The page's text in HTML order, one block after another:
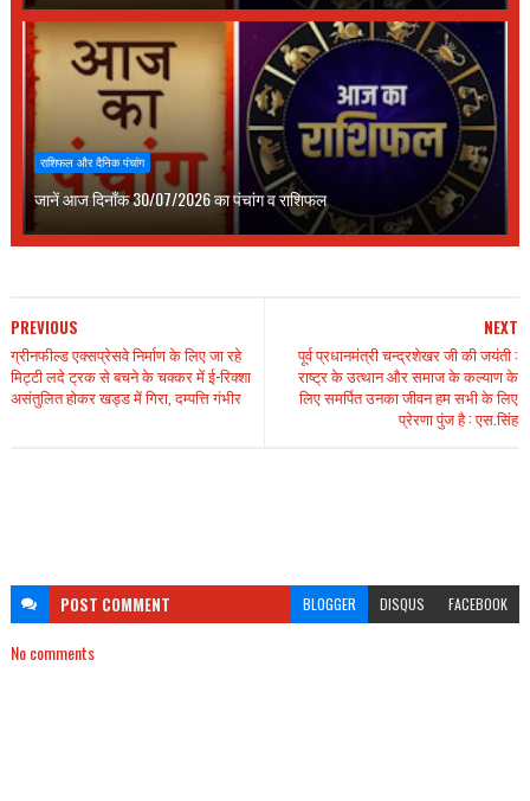
राशिफल और दैनिक पंचांग
जानें आज दिनाँक 30/07/2026 का पंचांग व राशिफल
NEXT
पूर्व प्रधानमंत्री चन्द्रशेखर जी की जयंती :
राष्ट्र के उत्थान और समाज के कल्याण के
लिए समर्पित उनका जीवन हम सभी के लिए
प्रेरणा पुंज है : एस.सिंह
PREVIOUS
ग्रीनफील्ड एक्सप्रेसवे निर्माण के लिए जा रहे
मिट्टी लदे ट्रक से बचने के चक्कर में ई-रिक्शा
असंतुलित होकर खड्ड में गिरा, दम्पत्ति गंभीर
POST COMMENT BLOGGER DISQUS FACEBOOK
No comments